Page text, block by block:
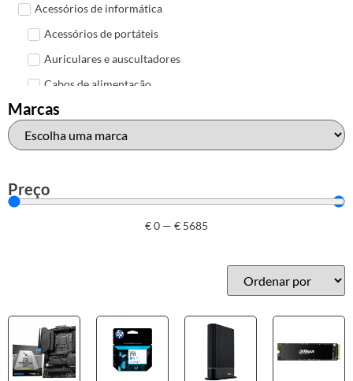
Acessórios de informática
Acessórios de portáteis
Auriculares e auscultadores
Cabos de alimentação
Colunas de Som
Hubs
Mais acessórios USB
HP
Outros acessórios de informática
Marcas
Preço
€0 — € 5685